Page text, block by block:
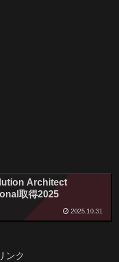
Architect
取得2025
2025.10.31
ンク